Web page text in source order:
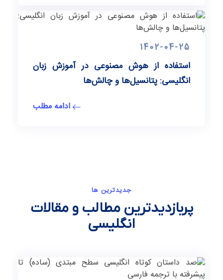
1402-04-25
استفاده از هوش مصنوعی در آموزش زبان
انگلیسی: پتانسیل‌ها و چالش‌ها
ادامه مطلب
جدیدترین ها
پربازدیدترین مطالب و مقالات
انگلیسی